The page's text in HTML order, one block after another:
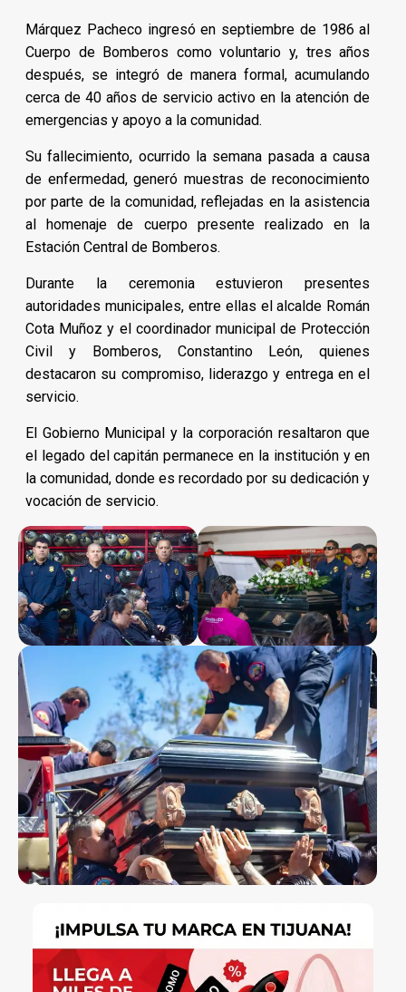
Márquez Pacheco ingresó en septiembre de 1986 al
Cuerpo de Bomberos como voluntario y, tres años
después, se integró de manera formal, acumulando
cerca de 40 años de servicio activo en la atención de
emergencias y apoyo a la comunidad.
Su fallecimiento, ocurrido la semana pasada a causa
de enfermedad, generó muestras de reconocimiento
por parte de la comunidad, reflejadas en la asistencia
al homenaje de cuerpo presente realizado en la
Estación Central de Bomberos.
Durante la ceremonia estuvieron presentes
autoridades municipales, entre ellas el alcalde Román
Cota Muñoz y el coordinador municipal de Protección
Civil y Bomberos, Constantino León, quienes
destacaron su compromiso, liderazgo y entrega en el
servicio.
El Gobierno Municipal y la corporación resaltaron que
el legado del capitán permanece en la institución y en
la comunidad, donde es recordado por su dedicación y
vocación de servicio.